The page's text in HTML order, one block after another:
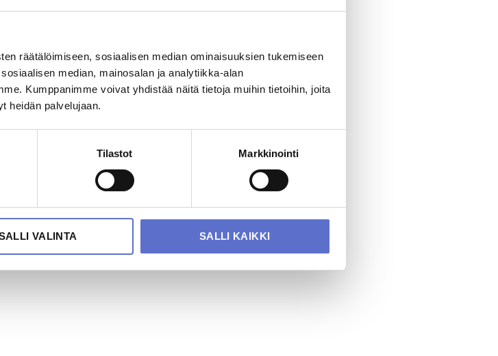
räätälöimiseen, sosiaalisen median ominaisuuksien tukemiseen
median, mainosalan ja analytiikka-alan
Kumppanimme voivat yhdistää näitä tietoja muihin tietoihin, joita
heidän palvelujaan.
Tilastot Markkinointi
VALINTA SALLI KAIKKI